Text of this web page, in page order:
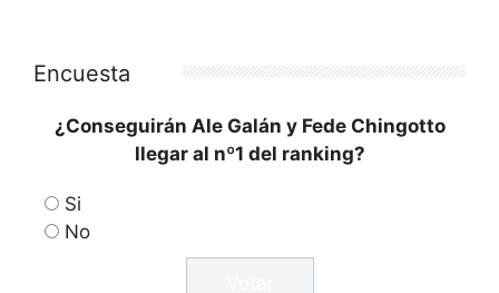
Encuesta
¿Conseguirán Ale Galán y Fede Chingotto
llegar al nº1 del ranking?
Si
No